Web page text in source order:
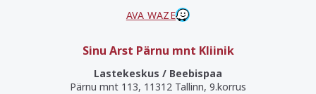
AVA WAZE
Sinu Arst Pärnu mnt Kliinik
Lastekeskus / Beebispaa
Pärnu mnt 113, 11312 Tallinn, 9.korrus